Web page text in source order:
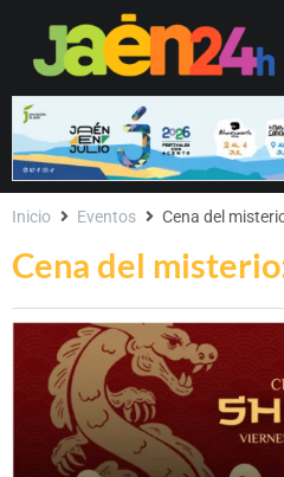
Cena del
Inicio Eventos Cena del